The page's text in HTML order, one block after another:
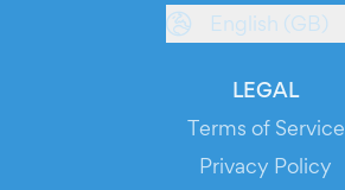
English (GB)
LEGAL
Terms of Service
Privacy Policy